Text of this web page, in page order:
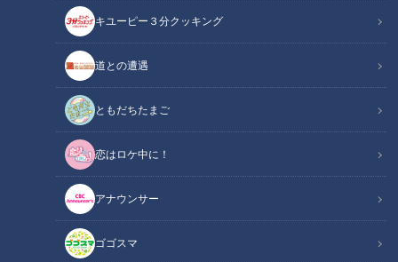
キユーピー３分クッキング
道との遭遇
ともだちたまご
恋はロケ中に！
アナウンサー
ゴゴスマ
健康カプセル！ゲンキの時間
「健康カプセル！ゲンキの時間」アーカイブ
サマリーSummary
ゲスト：田中美佐子
ゲンキリサーチャー：コカドケンタロウ(ロッチ)
ドクター：原クリニック東広島 院長 医学博士 原 幹
健康な人でも心臓の動きに乱れが起きている事があります。そ
れが「不整脈」。今は問題ないからと放っておくと、動悸・息